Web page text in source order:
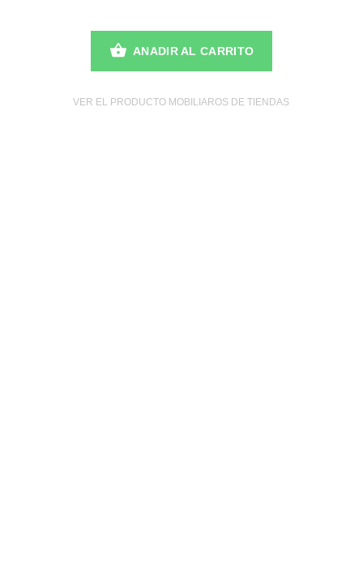
ANADIR AL CARRITO
VER EL PRODUCTO MOBILIAROS DE TIENDAS